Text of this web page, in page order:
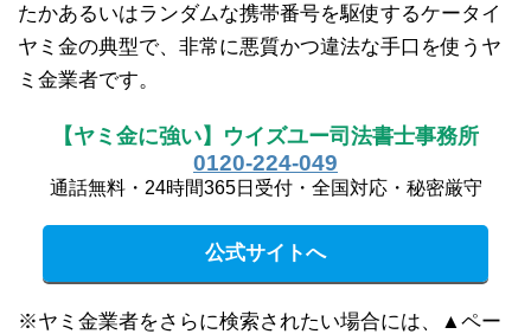
たかあるいはランダムな携帯番号を駆使するケータイ
ヤミ金の典型で、非常に悪質かつ違法な手口を使うヤ
ミ金業者です。
【ヤミ金に強い】ウイズユー司法書士事務所
0120-224-049
通話無料・24時間365日受付・全国対応・秘密厳守
公式サイトへ
※ヤミ金業者をさらに検索されたい場合には、▲ペー